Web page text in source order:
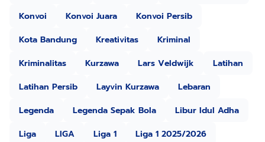
Konvoi
Konvoi Juara
Konvoi Persib
Kota Bandung
Kreativitas
Kriminal
Kriminalitas
Kurzawa Lars Veldwijk
Latihan
Latihan Persib
Layvin Kurzawa
Lebaran
Legenda
Legenda Sepak Bola
Libur Idul Adha
Liga
LIGA Liga 1
Liga 1 2025/2026